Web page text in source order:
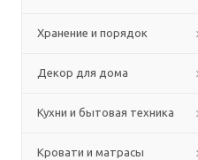
Хранение и порядок
Декор для дома
Кухни и бытовая техника
Кровати и матрасы